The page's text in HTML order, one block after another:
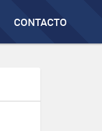
CONTACTO